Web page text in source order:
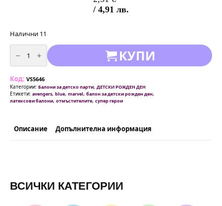
/ 4,91 лв.
Налични 11
количество
за
Балони
Avengers
-
латекс
-
30см
-
КУПИ
Код: VS5646
Категории: Балони за детско парти, ДЕТСКИ РОЖДЕН ДЕН
Етикети: avengers, blue, marvel, балон за детски рожден ден,
латексови балони, отмъстителите, супер герои
Описание Допълнителна информация
ВСИЧКИ КАТЕГОРИИ